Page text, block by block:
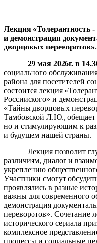
Лекция «Толерантность -
и демонстрация
дворцовых переворотов».
29 мая 2026г. в
социального
района для посетителей
состоится лекция
Российского» и
«Тайны дворцовых
Тамбовской Л.Ю., обещает
но и стимулирующим к
и будущем нашей страны.
Лекция позволит
различиям, диалог и
укреплению
Участники смогут
проявлялись в разные
важны для современного
демонстрация
переворотов». Сочетание
исторического сериала
комплексное
процессы и социальные